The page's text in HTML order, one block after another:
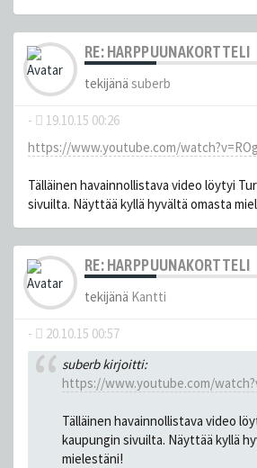
RE: HARPPUUNAKORTTELI
tekijänä suberb
- 19.10.15 00:26
https://www.youtube.com/
Tälläinen havainnollistava video löytyi
sivuilta. Näyttää kyllä hyvältä omasta
RE: HARPPUUNAKORTTELI
tekijänä Kantti
- 20.10.15 00:57
suberb kirjoitti:
https://www.youtube.com/
Tälläinen havainnollistava video
kaupungin sivuilta. Näyttää kyllä
mielestäni!